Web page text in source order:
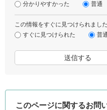
分かりやすかった
普通
この情報をすぐに見つけられまし
すぐに見つけられた
普
このページに関するお問